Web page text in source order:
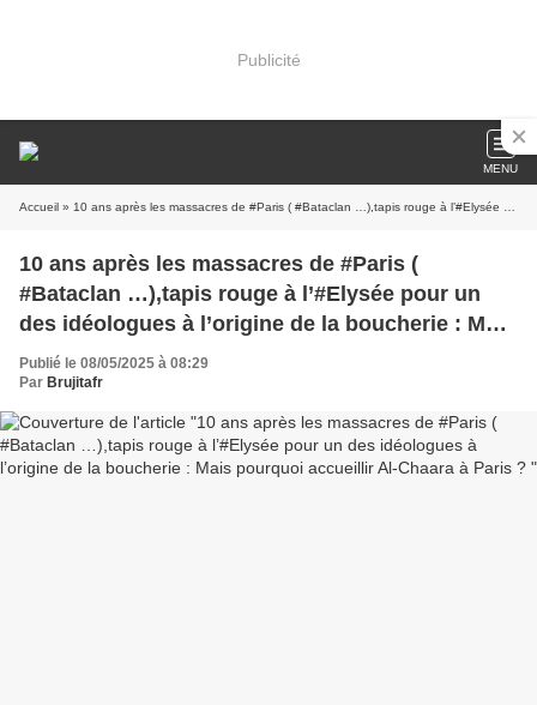
Publicité
MENU
Accueil » 10 ans après les massacres de #Paris ( #Bataclan …),tapis rouge à l’#Elysée pour un des idéologues à l’origine de la boucherie : Mais pourquoi accueillir Al-Chaara à Paris ?
10 ans après les massacres de #Paris (
#Bataclan …),tapis rouge à l’#Elysée pour un
des idéologues à l’origine de la boucherie : Mais
pourquoi accueillir Al-Chaara à Paris ?
Publié le 08/05/2025 à 08:29
Par Brujitafr